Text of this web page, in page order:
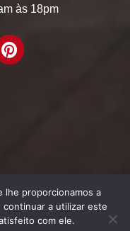
às 18pm
lhe proporcionamos a
a utilizar este
com ele.